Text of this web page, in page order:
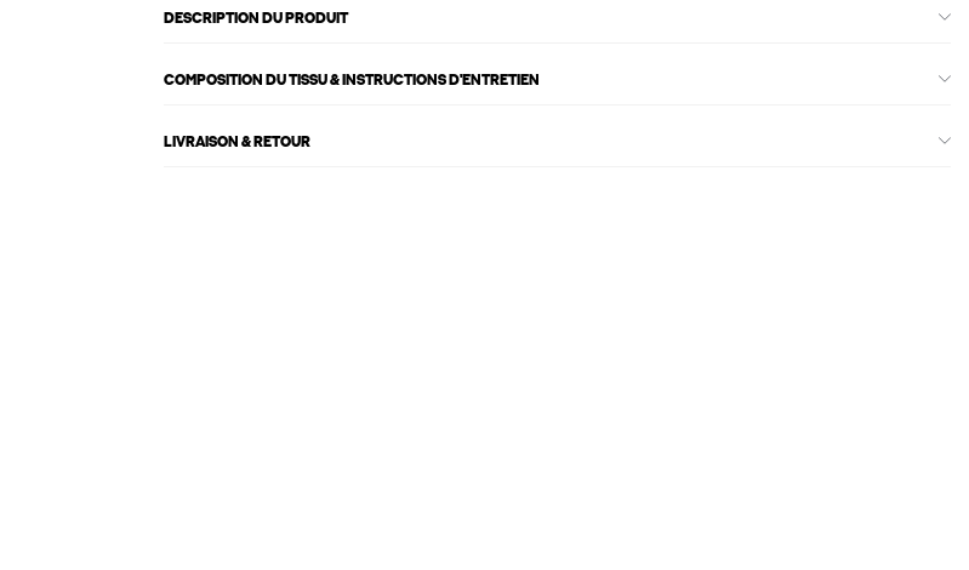
DESCRIPTION DU PRODUIT
COMPOSITION DU TISSU & INSTRUCTIONS D'ENTRETIEN
LIVRAISON & RETOUR